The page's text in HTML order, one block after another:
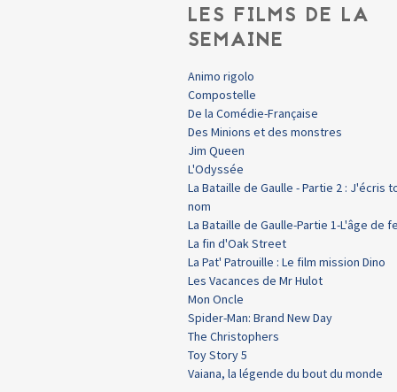
LES FILMS DE LA
SEMAINE
Animo rigolo
Compostelle
De la Comédie-Française
Des Minions et des monstres
Jim Queen
L'Odyssée
La Bataille de Gaulle - Partie 2 : J'écris
nom
La Bataille de Gaulle-Partie 1-L'âge de
La fin d'Oak Street
La Pat' Patrouille : Le film mission Dino
Les Vacances de Mr Hulot
Mon Oncle
Spider-Man: Brand New Day
The Christophers
Toy Story 5
Vaiana, la légende du bout du monde